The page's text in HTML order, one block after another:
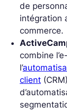
de
intégration
commerce.
combine
l’
client